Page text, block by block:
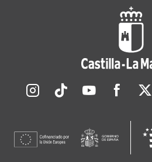
Redes sociales JCCM